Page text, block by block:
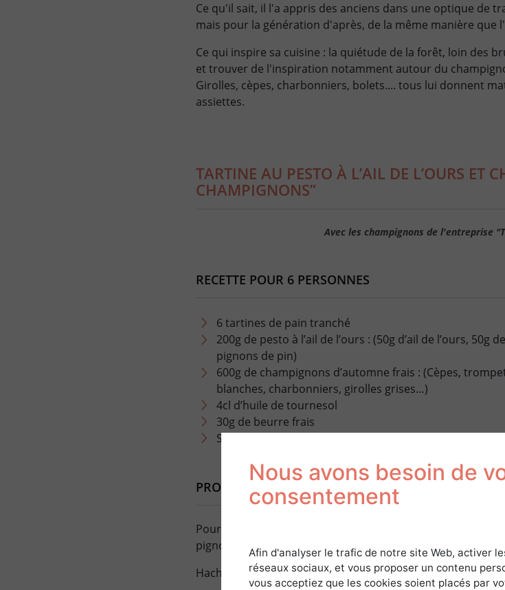
Ce qu'il sait, il l'a appris des anciens dans une optique de
mais pour la génération d'après, de la même manière
Ce qui inspire sa cuisine : la quiétude de la forêt, loin des
et trouver de l'inspiration notamment autour du
Girolles, cèpes, charbonniers, bolets.... tous lui donnent
assiettes.
TARTINE AU PESTO À L’AIL DE L’OURS ET
CHAMPIGNONS”
Avec les champignons de l'entreprise
RECETTE POUR 6 PERSONNES
6 tartines de pain tranché
200g de pesto à l’ail de l’ours : (50g d’ail de l’ours, 50g
pignons de pin)
600g de champignons d’automne frais : (Cèpes,
blanches, charbonniers, girolles grises…)
4cl d’huile de tournesol
30g de beurre frais
Sel, poivre
PROGRESSION DE LA RECETTE :
Pour le pesto à l’ail de l’ours, mettre dans un cutter : l’ail
pignons de pin.
Hacher au cutter jusqu’à obtenir une consistance
Nous avons besoin de
consentement
Afin d'analyser le trafic de notre site Web, activer
réseaux sociaux, et vous proposer un contenu
vous acceptiez que les cookies soient placés par